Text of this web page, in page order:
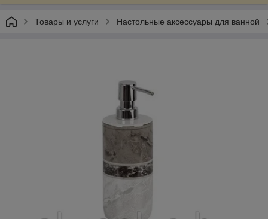
Товары и услуги Настольные аксессуары для ванной